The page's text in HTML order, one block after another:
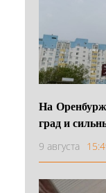
На
град и
9 августа